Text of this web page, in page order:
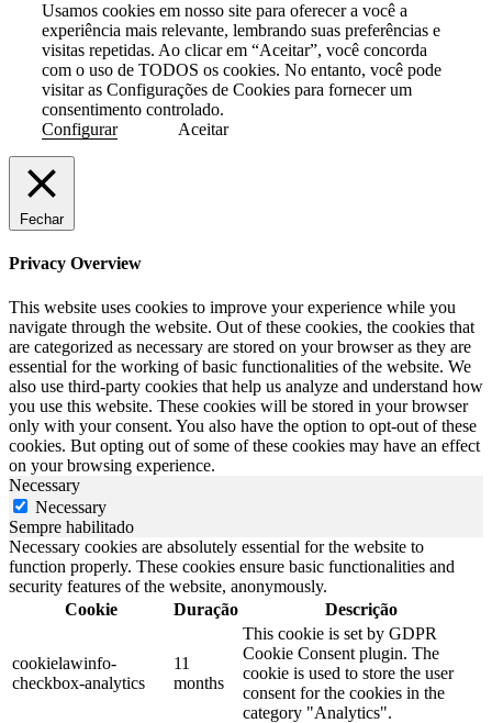
Usamos cookies em nosso site para oferecer a você a
experiência mais relevante, lembrando suas preferências e
visitas repetidas. Ao clicar em “Aceitar”, você concorda
com o uso de TODOS os cookies. No entanto, você pode
visitar as Configurações de Cookies para fornecer um
consentimento controlado.
Configurar
Aceitar
Fechar
Privacy Overview
This website uses cookies to improve your experience while you
navigate through the website. Out of these cookies, the cookies that
are categorized as necessary are stored on your browser as they are
essential for the working of basic functionalities of the website. We
also use third-party cookies that help us analyze and understand how
you use this website. These cookies will be stored in your browser
only with your consent. You also have the option to opt-out of these
cookies. But opting out of some of these cookies may have an effect
on your browsing experience.
Necessary
Necessary
Sempre habilitado
Necessary cookies are absolutely essential for the website to
function properly. These cookies ensure basic functionalities and
security features of the website, anonymously.
Cookie
Duração Descrição
cookielawinfo-
checkbox-analytics
11
months
This cookie is set by GDPR
Cookie Consent plugin. The
cookie is used to store the user
consent for the cookies in the
category "Analytics".